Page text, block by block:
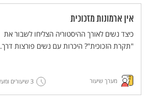
אין ארמונות מזכוכית
כיצד נשים לאורך ההיסטוריה הצליחו לשבור את
"תקרת הזכוכית"? היכרות עם נשים פורצות דרך.
מערך שיעור 3 שיעורים ומעלה